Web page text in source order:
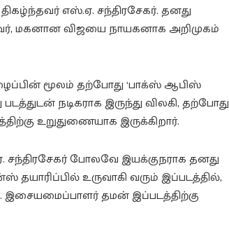
எஸ்.ஏ. சந்திரசேகர். தனது
மகனான விஜயை நாயகனாக அறிமுகம்
மூலம் தற்போது ‘பாக்ஸ் ஆபிஸ்
நடிகராக இருந்து விலகி, தற்போது
உறுதுணையாக இருக்கிறார்.
போலவே இயக்குநராக தனது
உருவாகி வரும் இப்படத்தில்,
இசையமைப்பாளர் தமன் இப்படத்திற்கு